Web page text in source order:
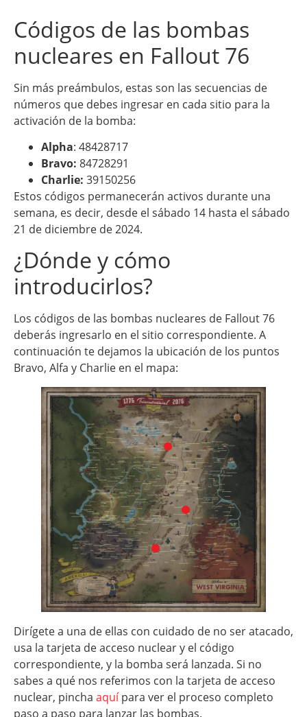
Códigos de las bombas
nucleares en Fallout 76
Sin más preámbulos, estas son las secuencias de
números que debes ingresar en cada sitio para la
activación de la bomba:
Alpha: 48428717
Bravo: 84728291
Charlie: 39150256
Estos códigos permanecerán activos durante una
semana, es decir, desde el sábado 14 hasta el sábado
21 de diciembre de 2024.
¿Dónde y cómo
introducirlos?
Los códigos de las bombas nucleares de Fallout 76
deberás ingresarlo en el sitio correspondiente. A
continuación te dejamos la ubicación de los puntos
Bravo, Alfa y Charlie en el mapa:
Dirígete a una de ellas con cuidado de no ser atacado,
usa la tarjeta de acceso nuclear y el código
correspondiente, y la bomba será lanzada. Si no
sabes a qué nos referimos con la tarjeta de acceso
nuclear, pincha aquípara ver el proceso completo
paso a paso para lanzar las bombas.